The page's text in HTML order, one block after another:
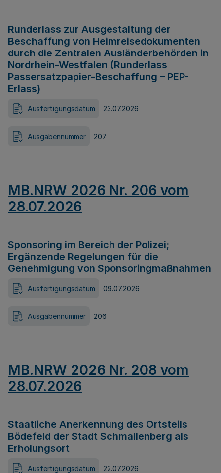
Runderlass zur Ausgestaltung der
Beschaffung von Heimreisedokumenten
durch die Zentralen Ausländerbehörden in
Nordrhein-Westfalen (Runderlass
Passersatzpapier-Beschaffung – PEP-
Erlass)
Ausfertigungsdatum 23.07.2026
Ausgabennummer 207
MB.NRW 2026 Nr. 206 vom
28.07.2026
Sponsoring im Bereich der Polizei;
Ergänzende Regelungen für die
Genehmigung von Sponsoringmaßnahmen
Ausfertigungsdatum 09.07.2026
Ausgabennummer 206
MB.NRW 2026 Nr. 208 vom
28.07.2026
Staatliche Anerkennung des Ortsteils
Bödefeld der Stadt Schmallenberg als
Erholungsort
Ausfertigungsdatum 22.07.2026